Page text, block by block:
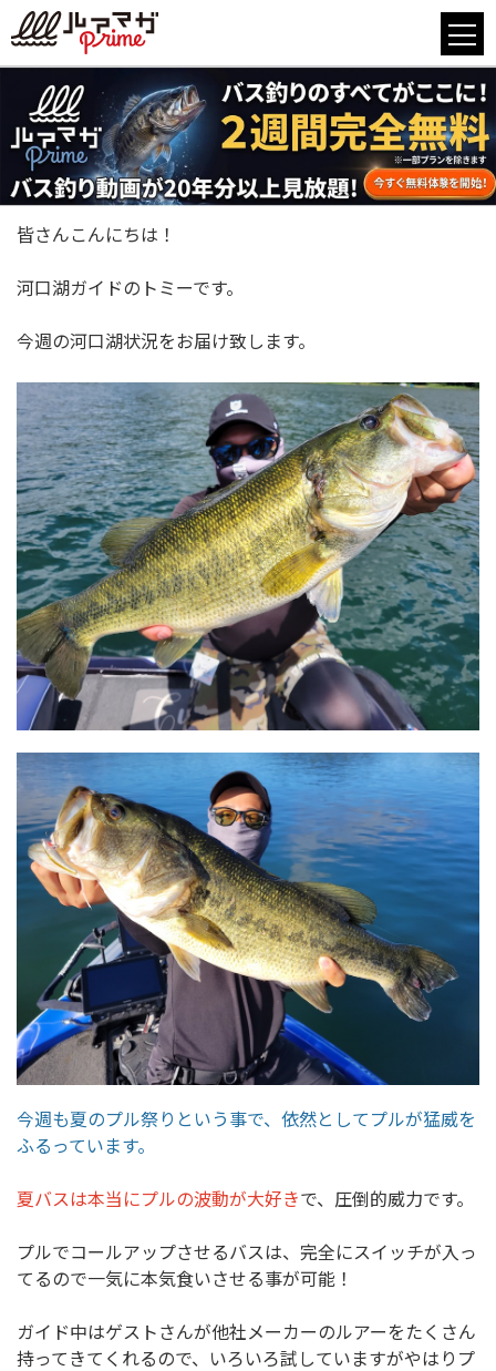
皆さんこんにちは！
河口湖ガイドのトミーです。
今週の河口湖状況をお届け致します。
今週も夏のプル祭りという事で、依然としてプルが猛威を
ふるっています。
夏バスは本当にプルの波動が大好きで、圧倒的威力です。
プルでコールアップさせるバスは、完全にスイッチが入っ
てるので一気に本気食いさせる事が可能！
ガイド中はゲストさんが他社メーカーのルアーをたくさん
持ってきてくれるので、いろいろ試していますがやはりプ